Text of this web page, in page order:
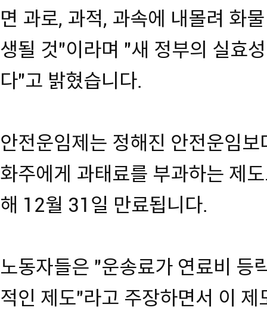
면 과로, 과적, 과속에 내몰려 화
생될 것"이라며 "새 정부의 실효
다"고 밝혔습니다.
안전운임제는 정해진 안전운임
화주에게 과태료를 부과하는 제
해 12월 31일 만료됩니다.
노동자들은 "운송료가 연료비 등
적인 제도"라고 주장하면서 이